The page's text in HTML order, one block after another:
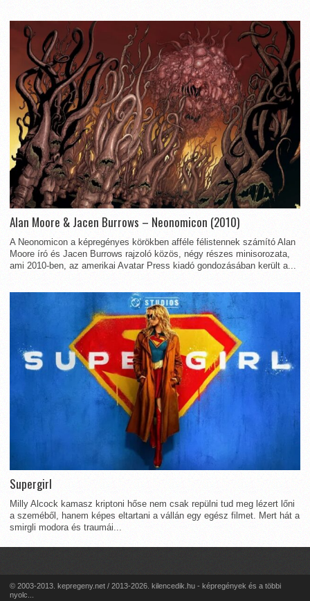
Alan Moore & Jacen Burrows – Neonomicon (2010)
A Neonomicon a képregényes körökben afféle félistennek számító Alan
Moore író és Jacen Burrows rajzoló közös, négy részes minisorozata,
ami 2010-ben, az amerikai Avatar Press kiadó gondozásában került a...
Supergirl
Milly Alcock kamasz kriptoni hőse nem csak repülni tud meg lézert lőni
a szeméből, hanem képes eltartani a vállán egy egész filmet. Mert hát a
smirgli modora és traumái...
© 2003-2013. kepregeny.net / 2013-2026. kilencedik.hu - képregények és a többi
nyolc...